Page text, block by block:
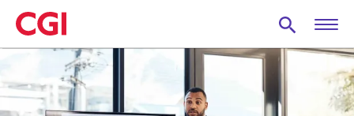
Skip
to
main